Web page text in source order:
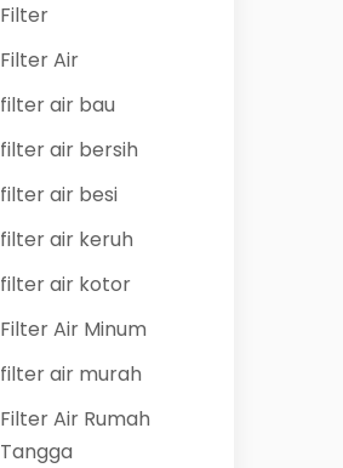
Filter
Filter Air
filter air bau
filter air bersih
filter air besi
filter air keruh
filter air kotor
Filter Air Minum
filter air murah
Filter Air Rumah
Tangga